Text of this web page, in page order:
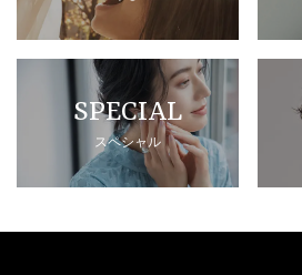
SPECIAL
スペシャル